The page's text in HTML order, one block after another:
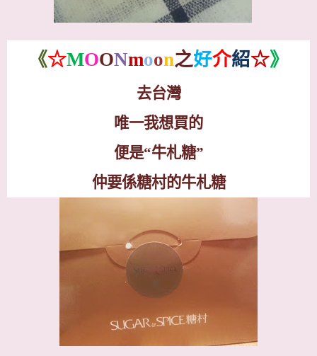
《☆MOONmoon之好介紹☆》
去台灣
唯一我想買的
便是“牛札糖”
仲要係糖村的牛札糖